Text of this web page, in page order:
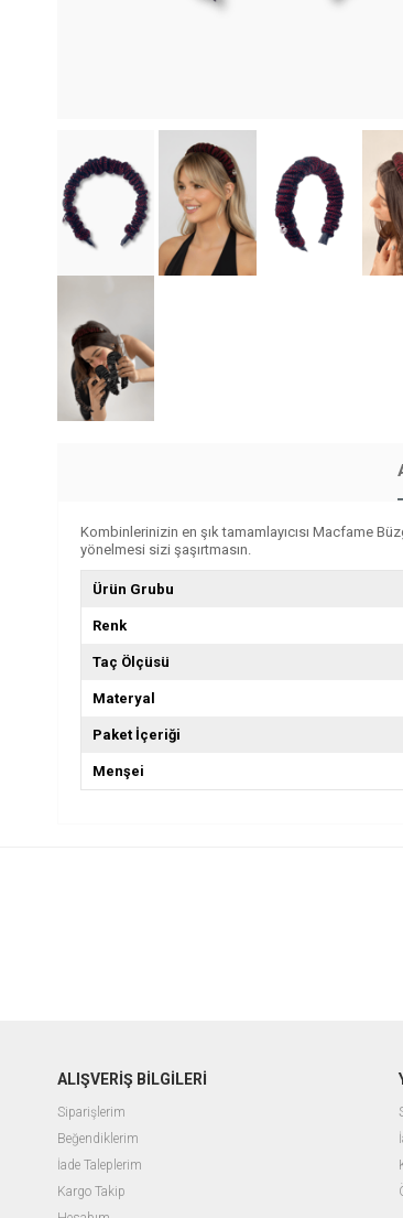
Kombinlerinizin en şık tamamlayıcısı Macfame
yönelmesi sizi şaşırtmasın.
Ürün Grubu
Renk
Taç Ölçüsü
Materyal
Paket İçeriği
Menşei
ALIŞVERİŞ BİLGİLERİ
Siparişlerim
Beğendiklerim
İade Taleplerim
Kargo Takip